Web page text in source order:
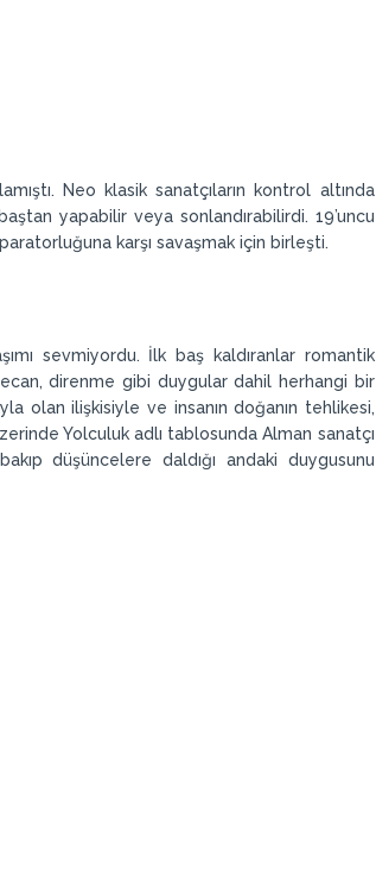
Neo klasik sanatçıların kontrol altında
yapabilir veya sonlandırabilirdi. 19’uncu
karşı savaşmak için birleşti.
sevmiyordu. İlk baş kaldıranlar romantik
direnme gibi duygular dahil herhangi bir
olan ilişkisiyle ve insanın doğanın tehlikesi,
Yolculuk adlı tablosunda Alman sanatçı
düşüncelere daldığı andaki duygusunu